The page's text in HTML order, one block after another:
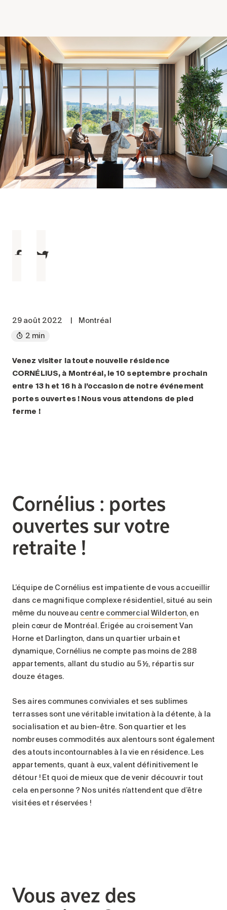
Comprendre les coûts
Les 6 étapes de décision
Votre arrivée en résidence
Témoignages
Ce qui est inclus
Votre appartement
Aires communes
Activités
Commerces intégrés
Services optionnels
Stationnement
Notre approche
Les 8 étapes d’emménagement
À propos
Nouvelles
29 août 2022
Montréal
2 min
Venez visiter la toute nouvelle résidence
CORNÉLIUS, à Montréal, le 10 septembre prochain
entre 13 h et 16 h à l’occasion de notre événement
portes ouvertes ! Nous vous attendons de pied
ferme !
Cornélius : portes
ouvertes sur votre
retraite !
L’équipe de Cornélius est impatiente de vous accueillir
dans ce magnifique complexe résidentiel, situé au sein
même du nouveau centre commercial Wilderton, en
plein cœur de Montréal. Érigée au croisement Van
Horne et Darlington, dans un quartier urbain et
dynamique, Cornélius ne compte pas moins de 288
appartements, allant du studio au 5 ½, répartis sur
douze étages.
Ses aires communes conviviales et ses sublimes
terrasses sont une véritable invitation à la détente, à la
socialisation et au bien-être. Son quartier et les
nombreuses commodités aux alentours sont également
des atouts incontournables à la vie en résidence. Les
appartements, quant à eux, valent définitivement le
détour ! Et quoi de mieux que de venir découvrir tout
cela en personne ? Nos unités n’attendent que d’être
visitées et réservées !
Vous avez des